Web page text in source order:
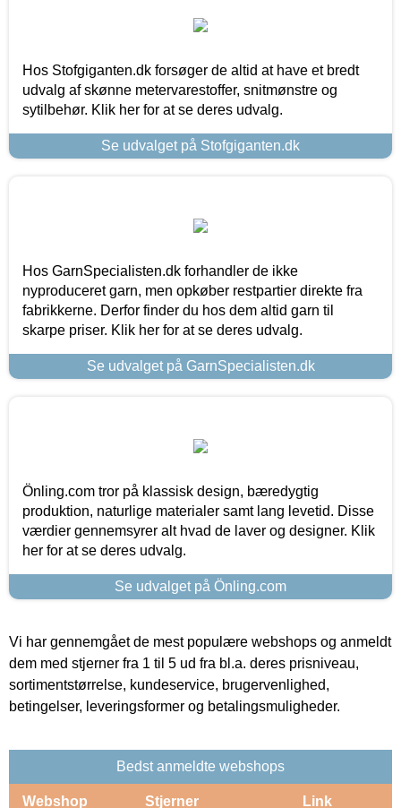
Hos Stofgiganten.dk forsøger de altid at have et bredt
udvalg af skønne metervarestoffer, snitmønstre og
sytilbehør. Klik her for at se deres udvalg.
Se udvalget på Stofgiganten.dk
Hos GarnSpecialisten.dk forhandler de ikke
nyproduceret garn, men opkøber restpartier direkte fra
fabrikkerne. Derfor finder du hos dem altid garn til
skarpe priser. Klik her for at se deres udvalg.
Se udvalget på GarnSpecialisten.dk
Önling.com tror på klassisk design, bæredygtig
produktion, naturlige materialer samt lang levetid. Disse
værdier gennemsyrer alt hvad de laver og designer. Klik
her for at se deres udvalg.
Se udvalget på Önling.com
Vi har gennemgået de mest populære webshops og anmeldt
dem med stjerner fra 1 til 5 ud fra bl.a. deres prisniveau,
sortimentstørrelse, kundeservice, brugervenlighed,
betingelser, leveringsformer og betalingsmuligheder.
Bedst anmeldte webshops
Webshop Stjerner Link